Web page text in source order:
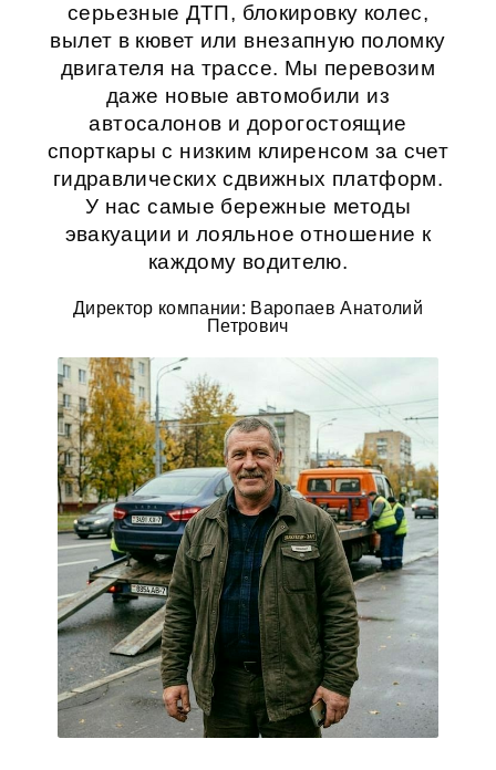
серьезные ДТП, блокировку колес,
вылет в кювет или внезапную поломку
двигателя на трассе. Мы перевозим
даже новые автомобили из
автосалонов и дорогостоящие
спорткары с низким клиренсом за счет
гидравлических сдвижных платформ.
У нас самые бережные методы
эвакуации и лояльное отношение к
каждому водителю.
Директор компании: Варопаев Анатолий
Петрович